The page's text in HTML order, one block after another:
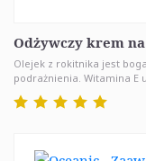
Odżywczy krem
Olejek z rokitnika jest
podrażnienia. Witamina E